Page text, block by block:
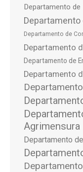
Departamento de
Departamento de
Departamento
Departamento de
Departamento
Agrimensura
Departamento